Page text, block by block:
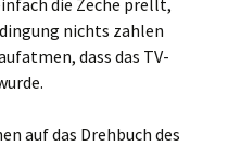
die Zeche prellt,
nichts zahlen
dass das TV-
auf das Drehbuch des